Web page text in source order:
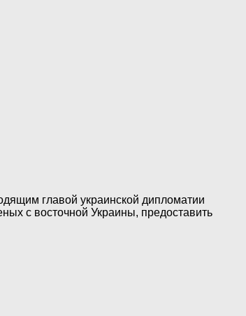
главой украинской дипломатии
с восточной Украины, предоставить